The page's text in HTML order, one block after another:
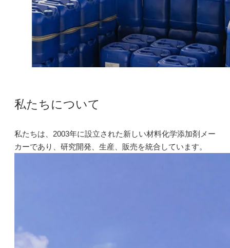
S603G: 油汚れ洗浄用異性体アルコール系界面活性剤
お問い合わせ お問い合わせ
私たちについて
私たちは、2003年に設立された新しい材料化学添加剤メー
カーであり、研究開発、生産、販売を統合しています。